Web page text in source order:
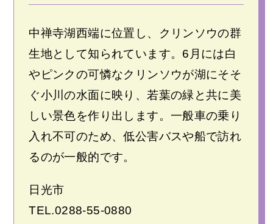
中禅寺湖西端に位置し、クリンソウの群
生地として知られています。6月には白
やピンクの可憐なクリンソウが湖にそそ
ぐ小川の水面に映り、若葉の緑と共に美
しい景色を作り出します。一般車の乗り
入れ不可のため、低公害バスや船で訪れ
るのが一般的です。
日光市
TEL.0288-55-0880